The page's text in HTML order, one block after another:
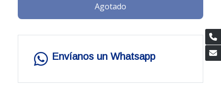
Agotado
Envíanos un Whatsapp